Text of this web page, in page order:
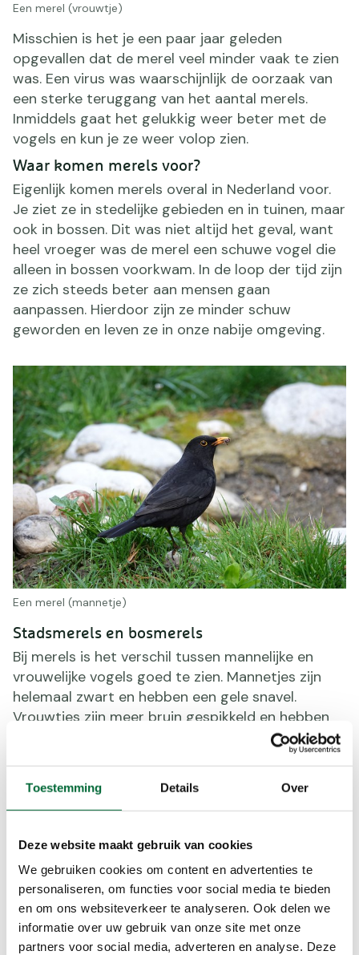
Toestemming Details Over
Deze website maakt gebruik van cookies
We gebruiken cookies om content en advertenties te
personaliseren, om functies voor social media te bieden
en om ons websiteverkeer te analyseren. Ook delen we
informatie over uw gebruik van onze site met onze
partners voor social media, adverteren en analyse. Deze
Misschien is het je een paar jaar geleden
opgevallen dat de merel veel minder vaak te zien
was. Een virus was waarschijnlijk de oorzaak van
een sterke teruggang van het aantal merels.
Inmiddels gaat het gelukkig weer beter met de
vogels en kun je ze weer volop zien.
Waar komen merels voor?
Eigenlijk komen merels overal in Nederland voor.
Je ziet ze in stedelijke gebieden en in tuinen, maar
ook in bossen. Dit was niet altijd het geval, want
heel vroeger was de merel een schuwe vogel die
alleen in bossen voorkwam. In de loop der tijd zijn
ze zich steeds beter aan mensen gaan
aanpassen. Hierdoor zijn ze minder schuw
geworden en leven ze in onze nabije omgeving.
Een merel (vrouwtje)
Een merel (mannetje)
Stadsmerels en bosmerels
Bij merels is het verschil tussen mannelijke en
vrouwelijke vogels goed te zien. Mannetjes zijn
helemaal zwart en hebben een gele snavel.
Vrouwtjes zijn meer bruin gespikkeld en hebben
een minder fel gekleurde snavel. Maar er zijn meer
verschillen tussen merels. Uit onderzoeken is
verschillen van merels die in stedelijke gebieden
voorkomen. Zo zouden stadsmerels harder zingen
om boven het drukke verkeer uit te komen. Ook
zingen ze eerder in het voorjaar, omdat er in
stedelijke gebieden meer licht is. En ze zouden
wat zwaarder zijn dan hun ‘soortgenoten’ in het
bos. Als je zowel in het bos als door je eigen
woonwijk wandelt, moet je dus maar eens